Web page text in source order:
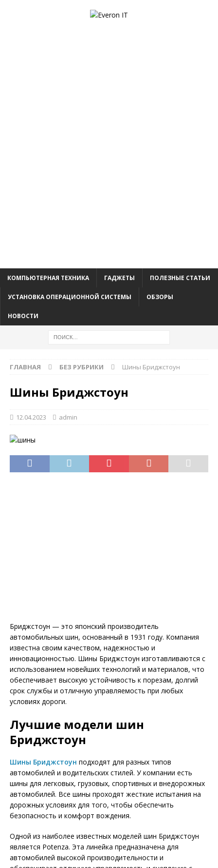
КОМПЬЮТЕРНАЯ ТЕХНИКА ГАДЖЕТЫ ПОЛЕЗНЫЕ СТАТЬИ
УСТАНОВКА ОПЕРАЦИОННОЙ СИСТЕМЫ ОБЗОРЫ
НОВОСТИ
ГЛАВНАЯ БЕЗ РУБРИКИ Шины Бриджстоун
Шины Бриджстоун
12.04.2023 admin
Бриджстоун — это японский производитель
автомобильных шин, основанный в 1931 году. Компания
известна своим качеством, надежностью и
инновационностью. Шины Бриджстоун изготавливаются с
использованием новейших технологий и материалов, что
обеспечивает высокую устойчивость к порезам, долгий
срок службы и отличную управляемость при любых
условиях дороги.
Лучшие модели шин
Бриджстоун
Шины Бриджстоун подходят для разных типов
автомобилей и водительских стилей. У компании есть
шины для легковых, грузовых, спортивных и внедорожных
автомобилей. Все шины проходят жесткие испытания на
дорожных условиях для того, чтобы обеспечить
безопасность и комфорт вождения.
Одной из наиболее известных моделей шин Бриджстоун
является Potenza. Эта линейка предназначена для
автомобилей высокой производительности и